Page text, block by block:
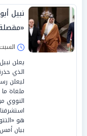
السبت 25/يوليو/2026 - 03:20 م
يعلن
الذي
ليعلن
ملغاة
النووي
هو
بيان